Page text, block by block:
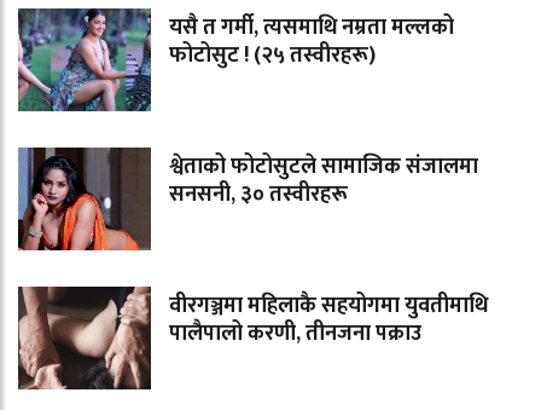
यसै त गर्मी, त्यसमाथि नम्रता मल्लको
फोटोसुट ! (२५ तस्वीरहरू)
श्वेताको फोटोसुटले सामाजिक संजालमा
सनसनी, ३० तस्वीरहरू
वीरगञ्जमा महिलाकै सहयोगमा युवतीमाथि
पालैपालो करणी, तीनजना पक्राउ